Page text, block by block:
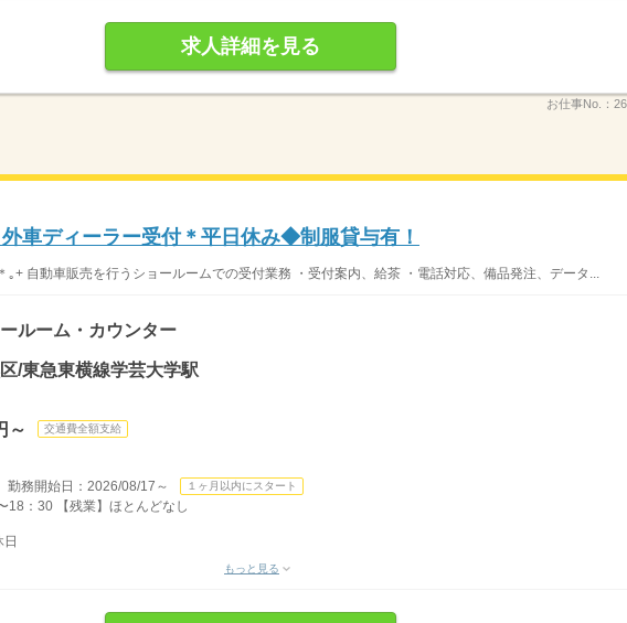
求人詳細を見る
お仕事No.：
車ディーラー受付＊平日休み◆制服貸与有！
｡+ 自動車販売を行うショールームでの受付業務 ・受付案内、給茶 ・電話対応、備品発注、データ...
ルーム・カウンター
/東急東横線学芸大学駅
～ 交通費全額支給
務開始日：2026/08/17～ １ヶ月以内にスタート
18：30 【残業】ほとんどなし
もっと見る